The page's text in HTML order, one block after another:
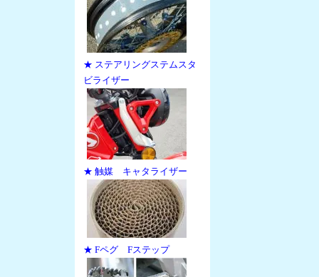
★ ステアリングステムスタ
ビライザー
★ 触媒 キャタライザー
★ Fペグ Fステップ